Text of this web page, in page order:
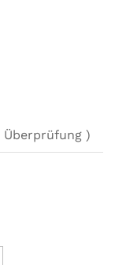
Überprüfung )